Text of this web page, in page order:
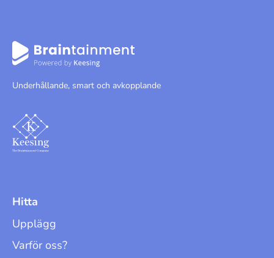
Underhållande, smart och avkopplande
Hitta
Upplägg
Varför oss?